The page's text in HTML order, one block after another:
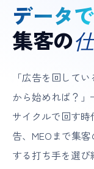
データで
集客の
「広告を回して
から始めれば？
サイクルで回す時
告、MEOまで集
する打ち手を選び